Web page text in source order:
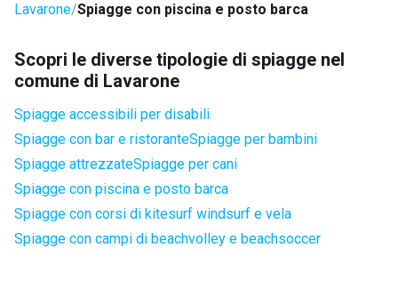
Lavarone Spiagge con piscina e posto barca
Scopri le diverse tipologie di spiagge nel
comune di Lavarone
Spiagge accessibili per disabili
Spiagge con bar e ristoranteSpiagge per bambini
Spiagge attrezzateSpiagge per cani
Spiagge con piscina e posto barca
Spiagge con corsi di kitesurf windsurf e vela
Spiagge con campi di beachvolley e beachsoccer